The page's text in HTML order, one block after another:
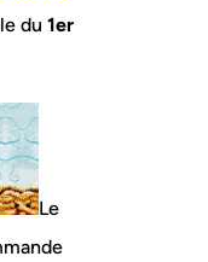
du 1er
Le